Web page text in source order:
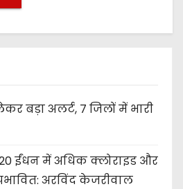
बड़ा अलर्ट, 7 जिलों में भारी
20 ईंधन में अधिक क्लोराइड और
अरविंद केजरीवाल